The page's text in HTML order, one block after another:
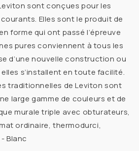
sont conçues pour les
Elles sont le produit de
forme qui ont passé l’épreuve
pures conviennent à tous les
d’une nouvelle construction ou
s’installent en toute facilité.
traditionnelles de Leviton sont
large gamme de couleurs et de
murale triple avec obturateurs,
ordinaire, thermodurci,
Blanc